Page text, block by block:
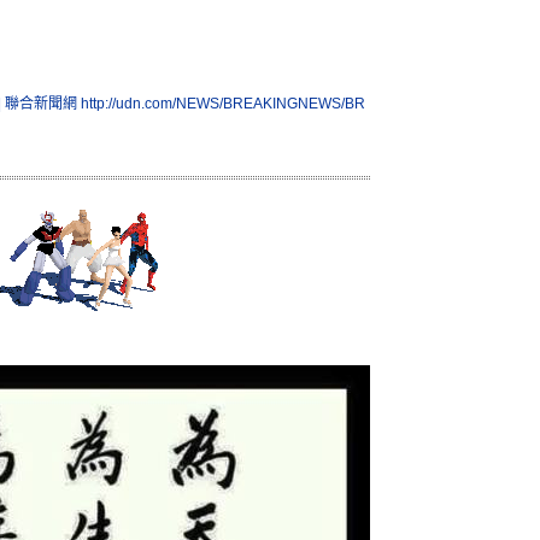
聯合新聞網 http://udn.com/NEWS/BREAKINGNEWS/BR